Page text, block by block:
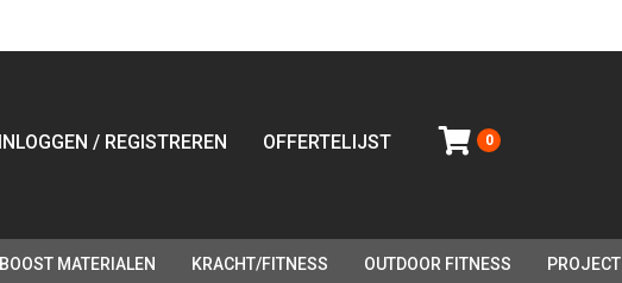
INLOGGEN / REGISTREREN OFFERTELIJST 0
BOOST MATERIALEN KRACHT/FITNESS OUTDOOR FITNESS